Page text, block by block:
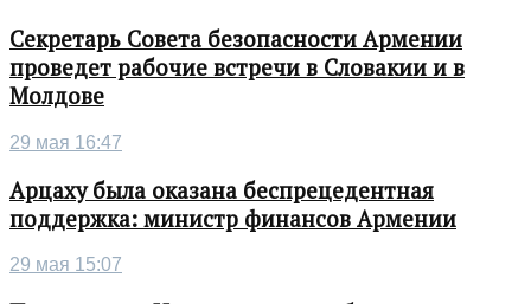
Секретарь Совета безопасности Армении
проведет рабочие встречи в Словакии и в
Молдове
29 мая 16:47
Арцаху была оказана беспрецедентная
поддержка: министр финансов Армении
29 мая 15:07